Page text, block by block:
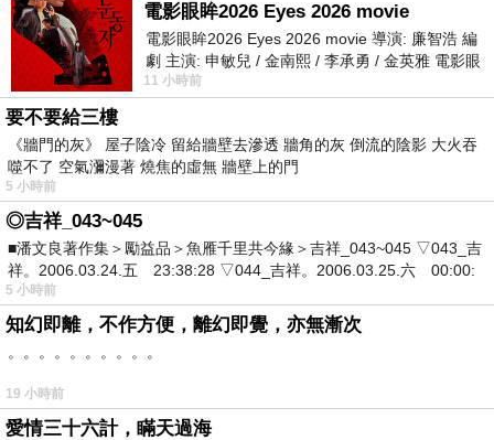
鬧街不眠
微微風輕拂
捨下不知去向的落葉
自冬逐去
人間又一遭
新的地點
延續春的事例
過往不惜不相違
大家新春吉祥，萬事如意！
電影眼眸2026 Eyes 2026 movie
電影眼眸2026 Eyes 2026 movie 導演: 廉智浩 編
劇 主演: 申敏兒 / 金南熙 / 李承勇 / 金英雅 電影眼
眸2026描述攝影師徐珍因遺
11 小時前
要不要給三樓
《牆門的灰》 屋子陰冷 留給牆壁去滲透 牆角的灰 倒流的陰影 大火吞
噬不了 空氣瀰漫著 燒焦的虛無 牆壁上的門
5 小時前
◎吉祥_043~045
■潘文良著作集＞勵益品＞魚雁千里共今緣＞吉祥_043~045 ▽043_吉
祥。2006.03.24.五 23:38:28 ▽044_吉祥。2006.03.25.六 00:00:
5 小時前
知幻即離，不作方便，離幻即覺，亦無漸次
。。。。。。。。。。
19 小時前
愛情三十六計，瞞天過海